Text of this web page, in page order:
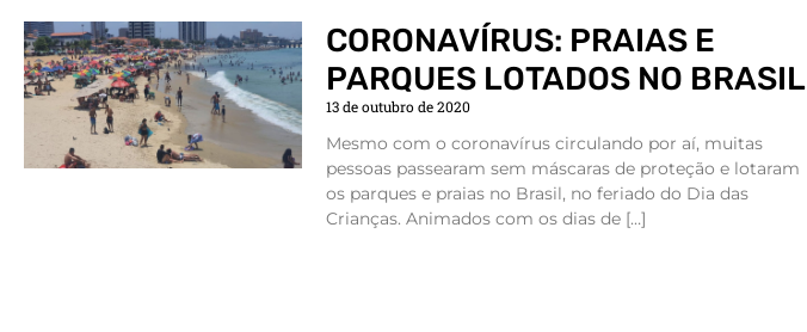
CORONAVÍRUS: PRAIAS E
PARQUES LOTADOS NO BRASIL
13 de outubro de 2020
Mesmo com o coronavírus circulando por aí, muitas
pessoas passearam sem máscaras de proteção e lotaram
os parques e praias no Brasil, no feriado do Dia das
Crianças. Animados com os dias de […]